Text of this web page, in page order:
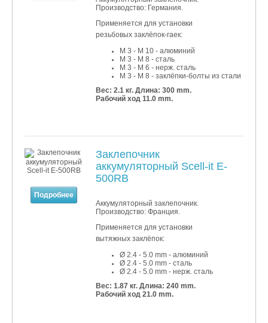
Производство: Германия.
Применяется для установки
резьбовых заклёпок-гаек:
M 3 - M 10 - алюминий
M 3 - M 8 - сталь
M 3 - M 6 - нерж. сталь
M 3 - M 8 - заклёпки-болты из стали
Вес: 2.1 кг. Длина: 300 mm.
Рабочий ход 11.0 mm.
Подробнее
Заклепочник
аккумуляторный Scell-it E-
500RB
Аккумуляторный заклепочник.
Производство: Франция.
Применяется для установки
вытяжных заклёпок:
Ø 2.4 - 5.0 mm - алюминий
Ø 2.4- 5.0 mm - сталь
Ø 2.4- 5.0 mm - нерж. сталь
Вес: 1.87 кг. Длина: 240 mm.
Рабочий ход 21.0 mm.